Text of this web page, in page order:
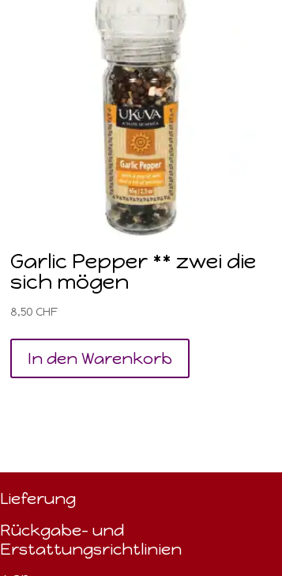
Garlic Pepper ** zwei die
sich mögen
8,50 CHF
In den Warenkorb
Lieferung
Rückgabe- und
Erstattungsrichtlinien